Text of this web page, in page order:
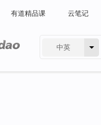
有道精品课 云笔记
中英